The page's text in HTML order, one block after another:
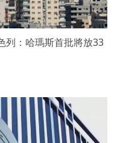
：哈瑪斯首批將放33